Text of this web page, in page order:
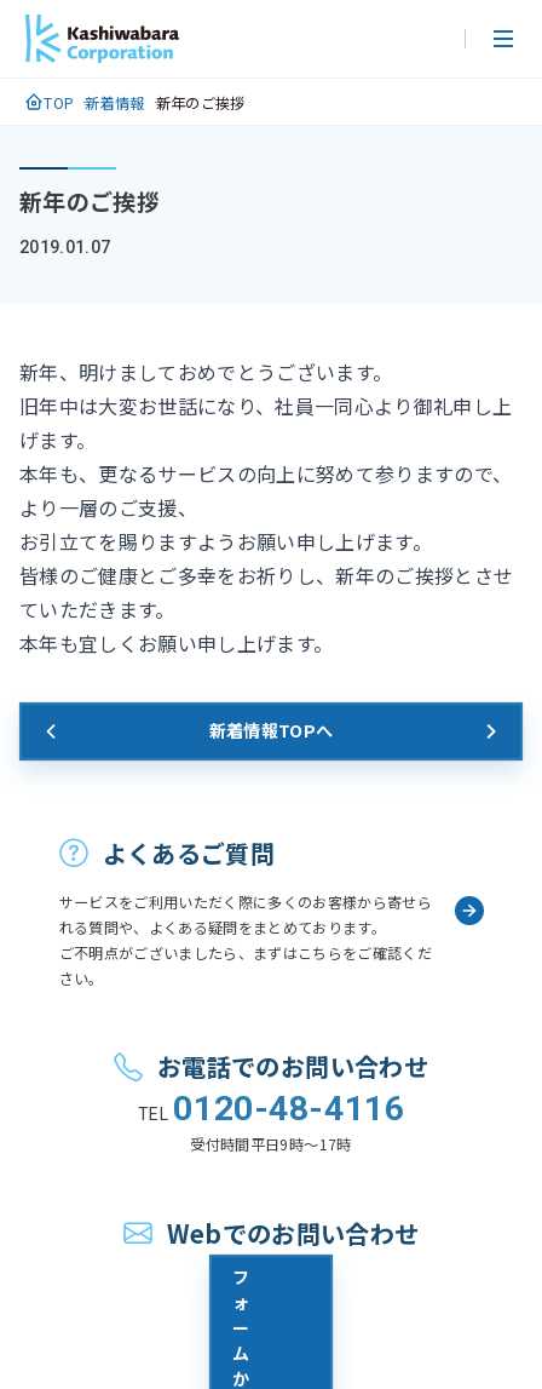
メ
イ
ン
ン
ツ
プ
TOP 新着情報 新年のご挨拶
新年のご挨拶
2019.01.07
新年、明けましておめでとうございます。
旧年中は大変お世話になり、社員一同心より御礼申し上
げます。
本年も、更なるサービスの向上に努めて参りますので、
より一層のご支援、
お引立てを賜りますようお願い申し上げます。
皆様のご健康とご多幸をお祈りし、新年のご挨拶とさせ
ていただきます。
本年も宜しくお願い申し上げます。
新着情報TOPへ
よくあるご質問
サービスをご利用いただく際に多くのお客様から寄せら
れる質問や、よくある疑問をまとめております。
ご不明点がございましたら、まずはこちらをご確認くだ
さい。
お電話でのお問い合わせ
TEL 0120-48-4116
受付時間平日9時〜17時
Webでのお問い合わせ
フ
ォ
ー
ム
か